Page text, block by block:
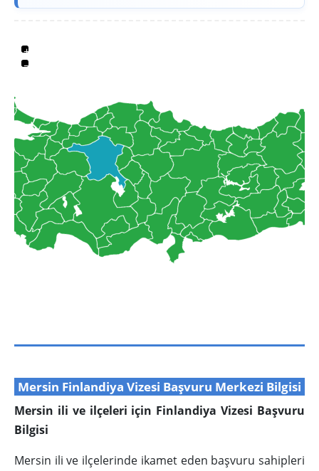
+
−
Mersin Finlandiya Vizesi Başvuru Merkezi Bilgisi
Mersin ili ve ilçeleri için Finlandiya Vizesi Başvuru
Bilgisi
Mersin ili ve ilçelerinde ikamet eden başvuru sahipleri